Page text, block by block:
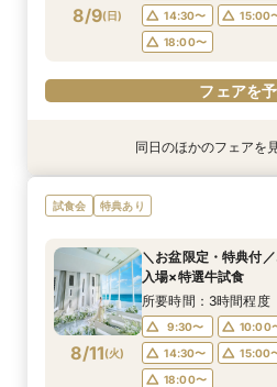
フェアを予
フェアを予
フェアを予
フェアを予
フェアを
8/9(日)
14:30〜
15:00
18:00〜
フェアを
特典あり 動画あり
8/9(日)
【お料理重視◎】シ
×貸切邸宅W体験
9:30〜
10:00〜
14:30〜
15:00〜
18:00〜
フェアを予
特典あり
8/9(日)
【少人数で邸宅貸切
★wedding相談会
9:30〜
10:00〜
14:30〜
15:00〜
18:00〜
フェアを予
特典あり
8/9(日)
初見学でも安心◎「
新プラン×試食付
9:30〜
10:00〜
14:30〜
15:00〜
18:00〜
フェアを予
特典あり
8/9(日)
【ペット婚に◎】大
会場で叶えよう
9:30〜
10:00〜
14:30〜
15:00〜
18:00〜
フェアを予
8/9(日)
【遠方の方◎オンラ
豪華5大特典付き
11:00〜
12:00〜
16:00〜
17:00〜
フェアを
同日のほかのフェアを
試食会 特典あり
8/11(火)
＼お盆限定・特典付
入場×特選牛試食
所要時間：3時間程度
9:30〜
10:00
14:30〜
15:00
18:00〜